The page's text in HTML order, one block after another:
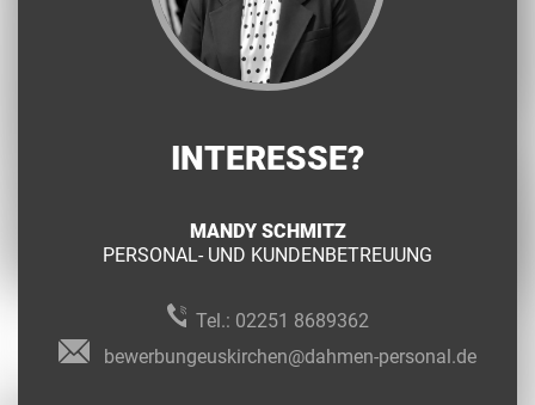
INTERESSE?
MANDY SCHMITZ
PERSONAL- UND KUNDENBETREUUNG
Tel.: 02251 8689362
bewerbungeuskirchen@dahmen-personal.de